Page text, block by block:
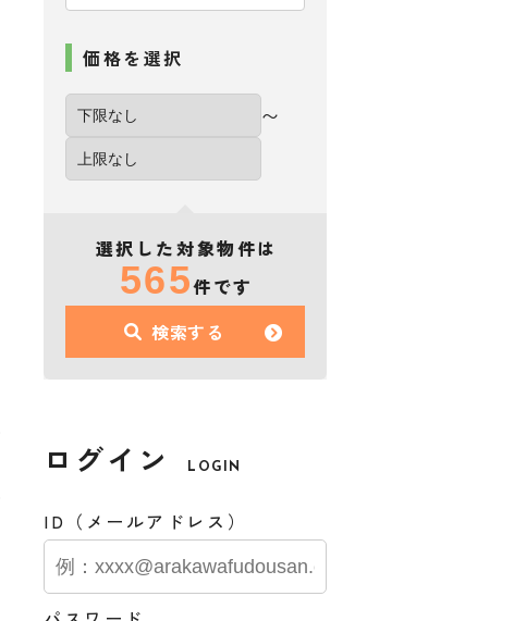
価格を選択
〜
選択した対象物件は
565件です
検索する
ログイン LOGIN
ID（メールアドレス）